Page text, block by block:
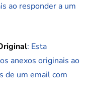
ao responder a um
: Esta
anexos originais ao
de um email com